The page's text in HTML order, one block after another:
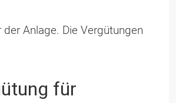
Anlage. Die Vergütungen
für